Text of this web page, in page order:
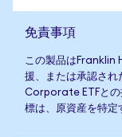
免責事項
この製品はFranklin
援、または承認さ
Corporate ETFとの
標は、原資産を特定